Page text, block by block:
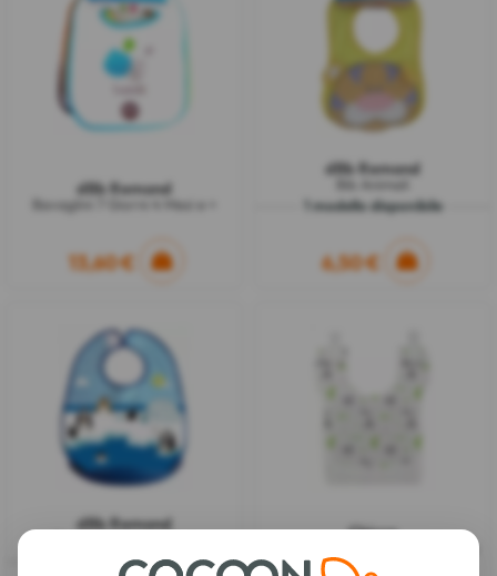
dBb Remond
Bavaglini 7 Giorni 4 Mesi e +
13,60 €
dBb Remond
1 modello disponibile
6,50 €
dBb Remond
2 modelli disponibili
Chicco
da 6 Mesi in su